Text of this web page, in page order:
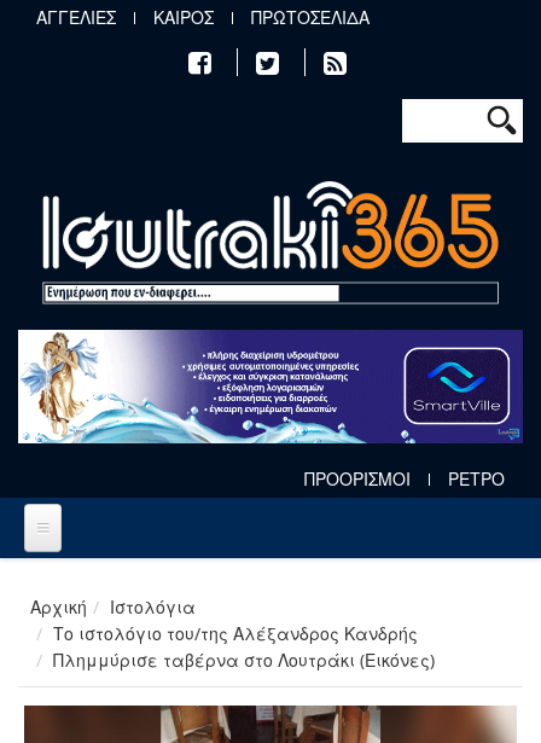
Παράκαμψη προς το κυρίως περιεχόμενο
ΑΓΓΕΛΙΕΣ ΚΑΙΡΟΣ ΠΡΩΤΟΣΕΛΙΔΑ
Φόρμα
Αναζήτηση
ΠΡΟΟΡΙΣΜΟΙ ΡΕΤΡΟ
Αρχική
Ιστολόγια
Το ιστολόγιο του/της Αλέξανδρος Κανδρής
Πλημμύρισε ταβέρνα στο Λουτράκι (Εικόνες)